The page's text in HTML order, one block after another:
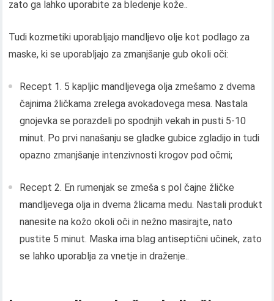
zato ga lahko uporabite za bledenje kože..
Tudi kozmetiki uporabljajo mandljevo olje kot podlago za
maske, ki se uporabljajo za zmanjšanje gub okoli oči:
Recept 1. 5 kapljic mandljevega olja zmešamo z dvema
čajnima žličkama zrelega avokadovega mesa. Nastala
gnojevka se porazdeli po spodnjih vekah in pusti 5-10
minut. Po prvi nanašanju se gladke gubice zgladijo in tudi
opazno zmanjšanje intenzivnosti krogov pod očmi;
Recept 2. En rumenjak se zmeša s pol čajne žličke
mandljevega olja in dvema žlicama medu. Nastali produkt
nanesite na kožo okoli oči in nežno masirajte, nato
pustite 5 minut. Maska ima blag antiseptični učinek, zato
se lahko uporablja za vnetje in draženje..